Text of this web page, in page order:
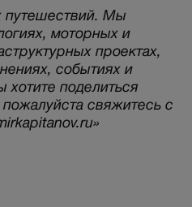
путешествий. Мы
моторных и
проектах,
событиях и
поделиться
свяжитесь с